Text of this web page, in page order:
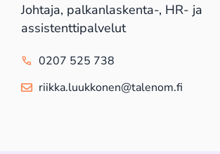
Johtaja, palkanlaskenta-, HR- ja
assistenttipalvelut
0207 525 738
riikka.luukkonen@talenom.fi